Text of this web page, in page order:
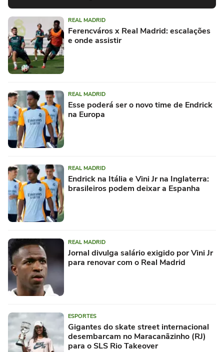
REAL MADRID
Ferencváros x Real Madrid: escalações
e onde assistir
REAL MADRID
Esse poderá ser o novo time de Endrick
na Europa
REAL MADRID
Endrick na Itália e Vini Jr na Inglaterra:
brasileiros podem deixar a Espanha
REAL MADRID
Jornal divulga salário exigido por Vini Jr
para renovar com o Real Madrid
ESPORTES
Gigantes do skate street internacional
desembarcam no Maracanãzinho (RJ)
para o SLS Rio Takeover